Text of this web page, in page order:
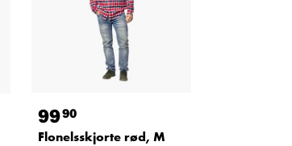
9990
Flonelsskjorte rød, M